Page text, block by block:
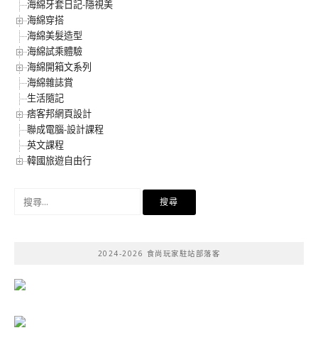
海綿牙套日記-隱視美
海綿穿搭
海綿美髮造型
海綿試乘體驗
海綿開箱文系列
海綿雜誌賞
生活隨記
痞客邦網頁設計
聯成電腦-設計課程
英文課程
韓國旅遊自由行
2024-2026 食尚玩家駐站部落客